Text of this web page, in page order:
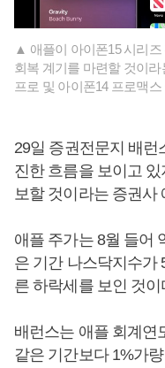
▲ 애플이 아이폰15 시리
회복 계기를 마련할 것이
프로 및 아이폰14 프로맥
29일 증권전문지 배런
진한 흐름을 보이고
보할 것이라는 증권사
애플 주가는 8월 들어
은 기간 나스닥지수가
른 하락세를 보인 것이
배런스는 애플 회계연
같은 기간보다 1%가